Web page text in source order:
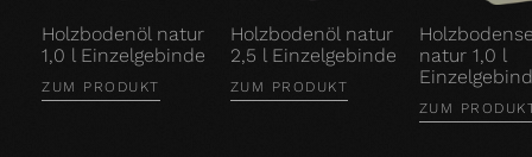
Holzbodenöl natur
1,0 l Einzelgebinde
ZUM PRODUKT
Holzbodenöl natur
2,5 l Einzelgebinde
ZUM PRODUKT
natur 1,0 l
ZUM